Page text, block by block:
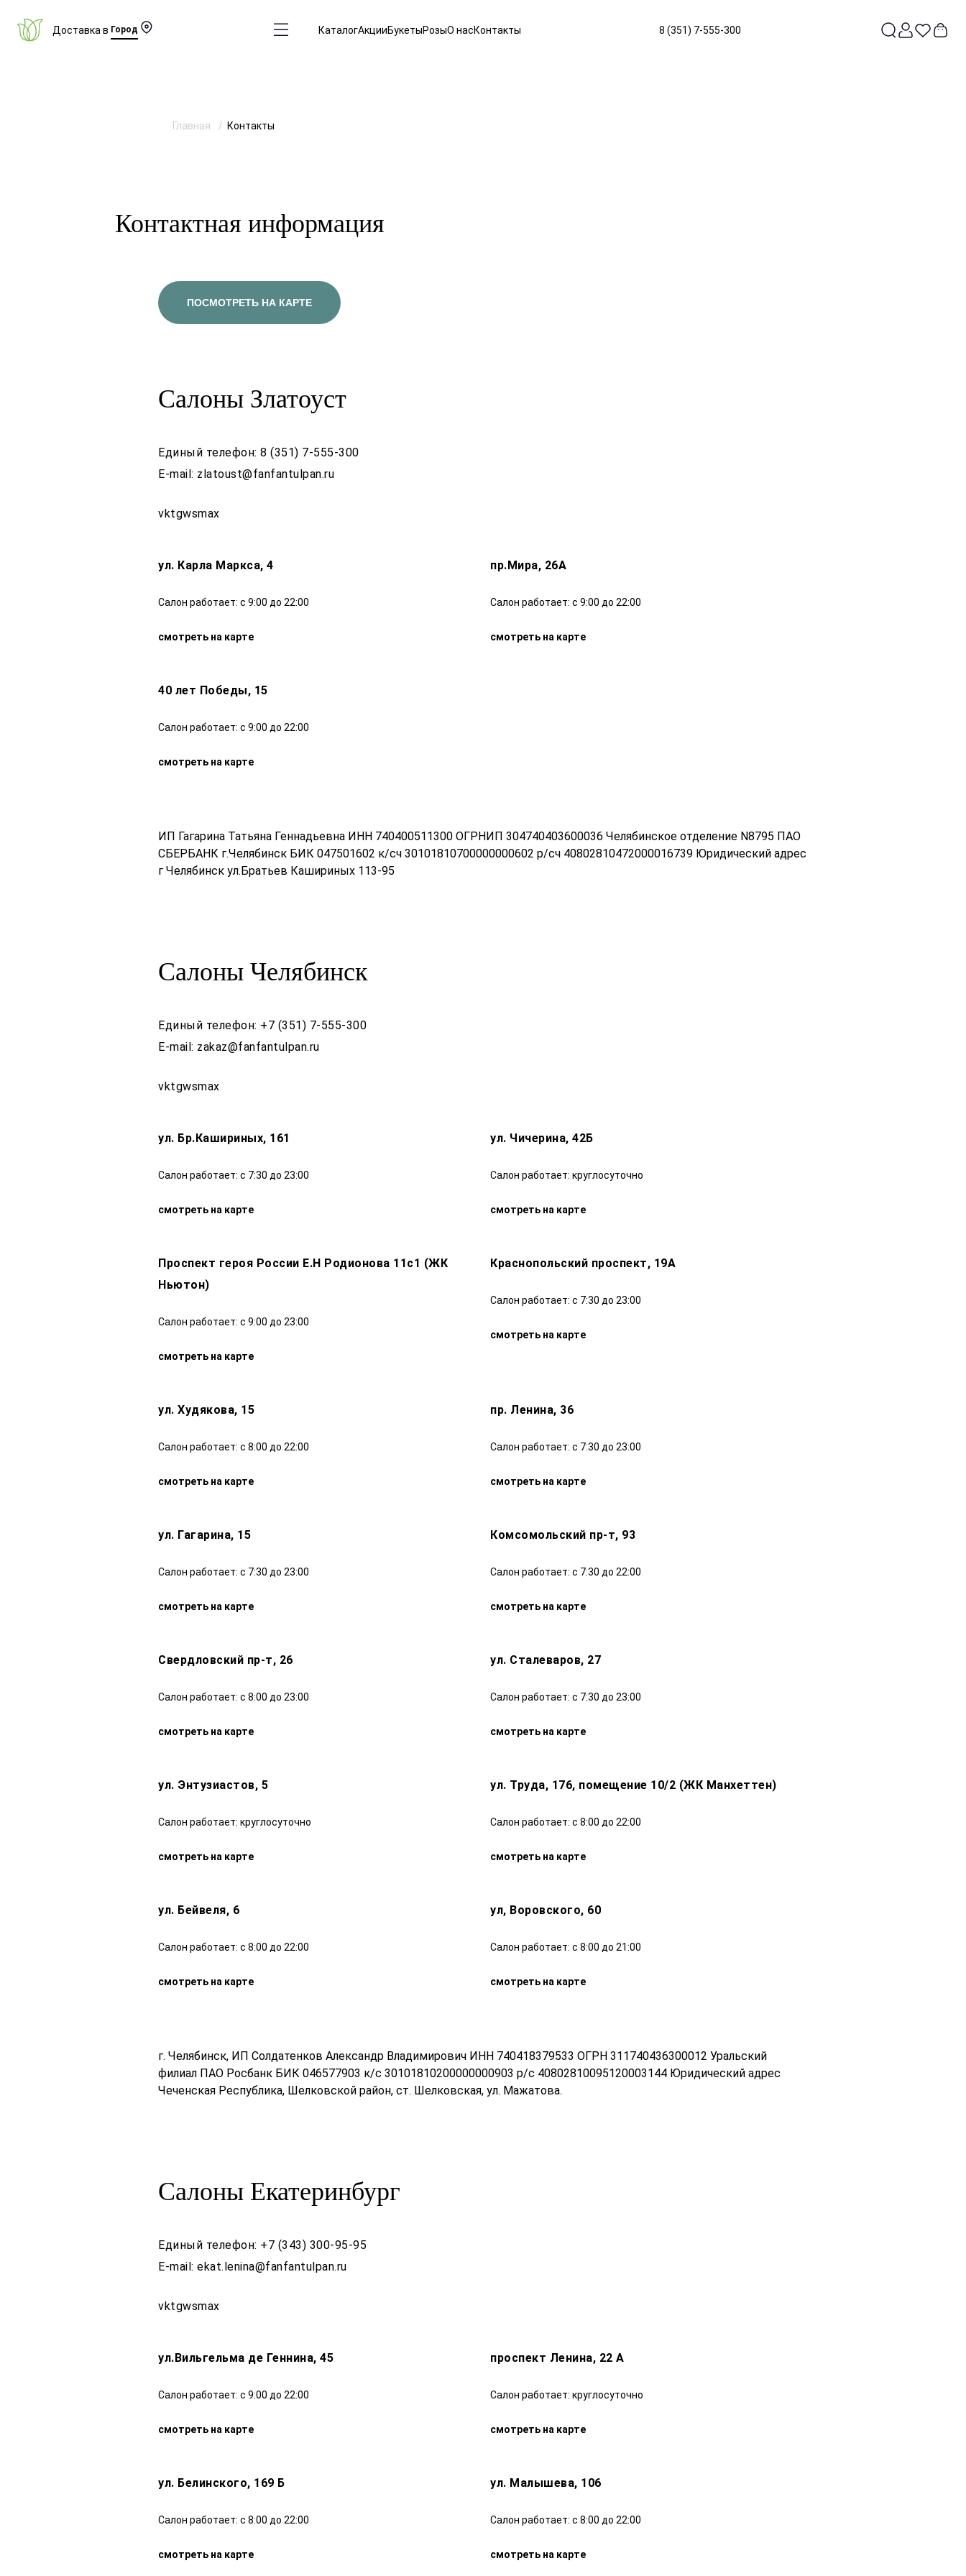
Доставка в Город КаталогАкцииБукетыРозыО насКонтакты 8 (351) 7-555-300
Главная Контакты
Контактная информация
ПОСМОТРЕТЬ НА КАРТЕ
Салоны Златоуст
Единый телефон: 8 (351) 7-555-300
E-mail: zlatoust@fanfantulpan.ru
vktgwsmax
ул. Карла Маркса, 4
Салон работает: с 9:00 до 22:00
смотреть на карте
пр.Мира, 26А
Салон работает: с 9:00 до 22:00
смотреть на карте
40 лет Победы, 15
Салон работает: с 9:00 до 22:00
смотреть на карте
ИП Гагарина Татьяна Геннадьевна ИНН 740400511300 ОГРНИП 304740403600036 Челябинское отделение N8795 ПАО
СБЕРБАНК г.Челябинск БИК 047501602 к/сч 30101810700000000602 р/сч 40802810472000016739 Юридический адрес
г Челябинск ул.Братьев Кашириных 113-95
Салоны Челябинск
Единый телефон: +7 (351) 7-555-300
E-mail: zakaz@fanfantulpan.ru
vktgwsmax
ул. Бр.Кашириных, 161
Салон работает: с 7:30 до 23:00
смотреть на карте
ул. Чичерина, 42Б
Салон работает: круглосуточно
смотреть на карте
Проспект героя России Е.Н Родионова 11с1 (ЖК
Ньютон)
Салон работает: с 9:00 до 23:00
смотреть на карте
Краснопольский проспект, 19А
Салон работает: с 7:30 до 23:00
смотреть на карте
ул. Худякова, 15
Салон работает: с 8:00 до 22:00
смотреть на карте
пр. Ленина, 36
Салон работает: с 7:30 до 23:00
смотреть на карте
ул. Гагарина, 15
Салон работает: с 7:30 до 23:00
смотреть на карте
Комсомольский пр-т, 93
Салон работает: с 7:30 до 22:00
смотреть на карте
Свердловский пр-т, 26
Салон работает: с 8:00 до 23:00
смотреть на карте
ул. Сталеваров, 27
Салон работает: с 7:30 до 23:00
смотреть на карте
ул. Энтузиастов, 5
Салон работает: круглосуточно
смотреть на карте
ул. Труда, 176, помещение 10/2 (ЖК Манхеттен)
Салон работает: с 8:00 до 22:00
смотреть на карте
ул. Бейвеля, 6
Салон работает: с 8:00 до 22:00
смотреть на карте
ул, Воровского, 60
Салон работает: с 8:00 до 21:00
смотреть на карте
г. Челябинск, ИП Солдатенков Александр Владимирович ИНН 740418379533 ОГРН 311740436300012 Уральский
филиал ПАО Росбанк БИК 046577903 к/с 30101810200000000903 р/с 40802810095120003144 Юридический адрес
Чеченская Республика, Шелковской район, ст. Шелковская, ул. Мажатова.
Салоны Екатеринбург
Единый телефон: +7 (343) 300-95-95
E-mail: ekat.lenina@fanfantulpan.ru
vktgwsmax
ул.Вильгельма де Геннина, 45
Салон работает: с 9:00 до 22:00
смотреть на карте
проспект Ленина, 22 А
Салон работает: круглосуточно
смотреть на карте
ул. Белинского, 169 Б
Салон работает: с 8:00 до 22:00
смотреть на карте
ул. Малышева, 106
Салон работает: с 8:00 до 22:00
смотреть на карте